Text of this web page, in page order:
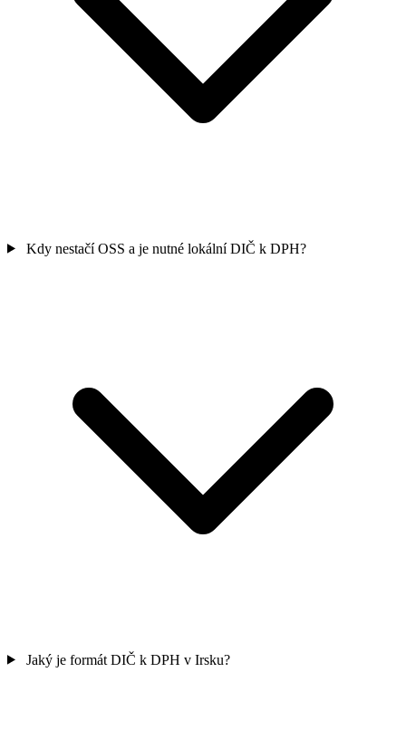
Kdy nestačí OSS a je nutné lokální DIČ k DPH?
Jaký je formát DIČ k DPH v Irsku?